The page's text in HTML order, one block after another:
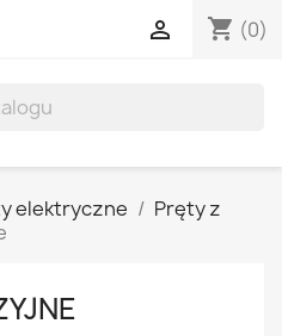
shopping_cart (0)

elektryczne
Pręty z